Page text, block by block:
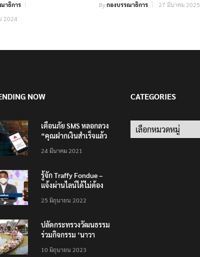
าธิการ
2024
Byกองบรรณาธิการ 27 มีนาคม 2025
NOW
เตือนภัย SMS หลอกลวง
“คุณฝากเงินสำเร็จแล้ว
200,000 บาท”
24 มีนาคม 2021
รู้จัก Traffy Fondue –
แจ้งผ่านไลน์ได้ไม่ต้อง
ทั่วไทย ไม่ใช่แค่ในกรุง
25 มิถุนายน 2022
ปลัดกระทรวงวัฒนธรรม
ร่วมกิจกรรม ‘นาวา
ตักบาตรทางน้ำ
10 มิถุนายน 2023
CATEGORIES
Categories